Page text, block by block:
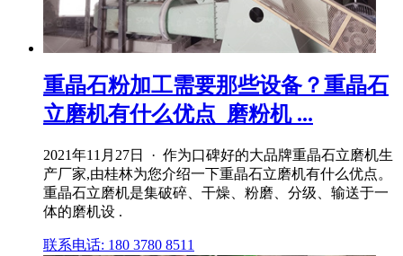
重晶石粉加工需要那些设备？重晶石
立磨机有什么优点_磨粉机 ...
2021年11月27日 · 作为口碑好的大品牌重晶石立磨机生
产厂家,由桂林为您介绍一下重晶石立磨机有什么优点。
重晶石立磨机是集破碎、干燥、粉磨、分级、输送于一
体的磨机设 .
联系电话: 180 3780 8511